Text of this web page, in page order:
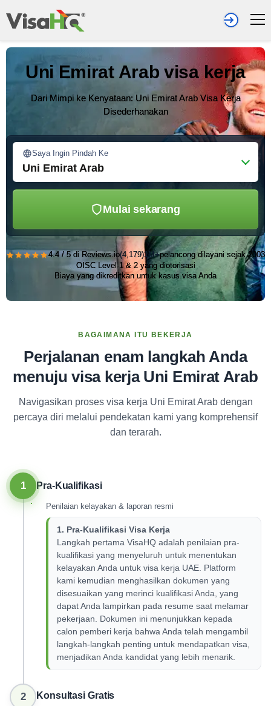
Uni Emirat Arab visa kerja
Dari Mimpi ke Kenyataan: Uni Emirat Arab Visa Kerja
Disederhanakan
Saya Ingin Pindah Ke
Uni Emirat Arab
Mulai sekarang
★★★★★4.4 / 5 di Reviews.io(4,179)1M+pelancong dilayani sejak 2003
OISC Level 1 & 2 yang diotorisasi
Biaya yang dikreditkan untuk kasus visa Anda
BAGAIMANA ITU BEKERJA
Perjalanan enam langkah Anda
menuju visa kerja Uni Emirat Arab
Navigasikan proses visa kerja Uni Emirat Arab dengan
percaya diri melalui pendekatan kami yang komprehensif
dan terarah.
1 Pra-Kualifikasi
Penilaian kelayakan & laporan resmi
1. Pra-Kualifikasi Visa Kerja
Langkah pertama VisaHQ adalah penilaian pra-
kualifikasi yang menyeluruh untuk menentukan
kelayakan Anda untuk visa kerja UAE. Platform
kami kemudian menghasilkan dokumen yang
disesuaikan yang merinci kualifikasi Anda, yang
dapat Anda lampirkan pada resume saat melamar
pekerjaan. Dokumen ini menunjukkan kepada
calon pemberi kerja bahwa Anda telah mengambil
langkah-langkah penting untuk mendapatkan visa,
menjadikan Anda kandidat yang lebih menarik.
2 Konsultasi Gratis